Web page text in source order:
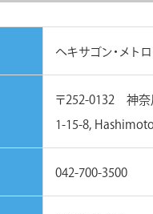
ヘキサゴン・メト
〒252-0132 神奈
1-15-8,
042-700-3500